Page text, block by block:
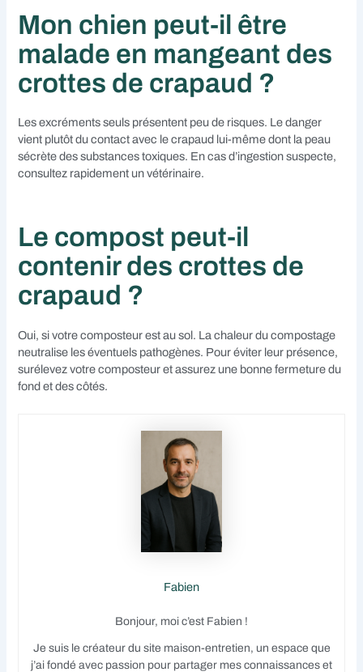
Mon chien peut-il être
malade en mangeant des
crottes de crapaud ?
Les excréments seuls présentent peu de risques. Le danger
vient plutôt du contact avec le crapaud lui-même dont la peau
sécrète des substances toxiques. En cas d’ingestion suspecte,
consultez rapidement un vétérinaire.
Le compost peut-il
contenir des crottes de
crapaud ?
Oui, si votre composteur est au sol. La chaleur du compostage
neutralise les éventuels pathogènes. Pour éviter leur présence,
surélevez votre composteur et assurez une bonne fermeture du
fond et des côtés.
Fabien
Bonjour, moi c’est Fabien !
Je suis le créateur du site maison-entretien, un espace que
j’ai fondé avec passion pour partager mes connaissances et